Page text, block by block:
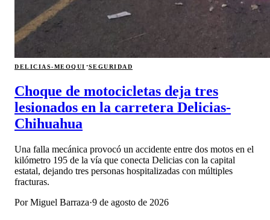
DELICIAS-MEOQUI ·SEGURIDAD
Choque de motocicletas deja tres
lesionados en la carretera Delicias-
Chihuahua
Una falla mecánica provocó un accidente entre dos motos en el
kilómetro 195 de la vía que conecta Delicias con la capital
estatal, dejando tres personas hospitalizadas con múltiples
fracturas.
PorMiguel Barraza·9 de agosto de 2026